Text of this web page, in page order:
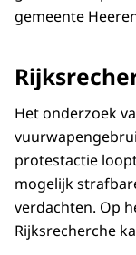
gemeente
Het onderzoek
protestactie
mogelijk
verdachten. Op
Rijksrecherche